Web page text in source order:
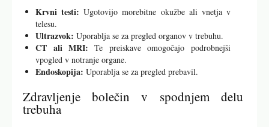
Krvni testi: Ugotovijo morebitne okužbe ali vnetja v
telesu.
Ultrazvok: Uporablja se za pregled organov v trebuhu.
CT ali MRI: Te preiskave omogočajo podrobnejši
vpogled v notranje organe.
Endoskopija: Uporablja se za pregled prebavil.
Zdravljenje bolečin v spodnjem delu
trebuha